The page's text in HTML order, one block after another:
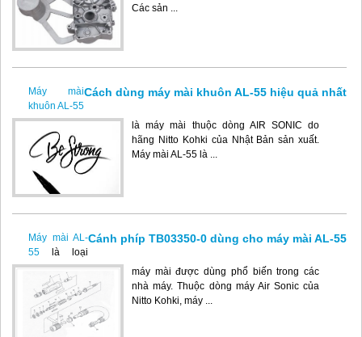
Các sản ...
Cách dùng máy mài khuôn AL-55 hiệu quả nhất
Máy mài
khuôn AL-55
là máy mài thuộc dòng AIR SONIC do
hãng Nitto Kohki của Nhật Bản sản xuất.
Máy mài AL-55 là ...
Cánh phíp TB03350-0 dùng cho máy mài AL-55
Máy mài AL-
55 là loại
máy mài được dùng phổ biến trong các
nhà máy. Thuộc dòng máy Air Sonic của
Nitto Kohki, máy ...